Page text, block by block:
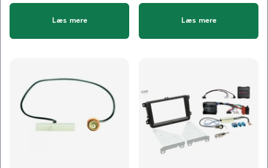
Læs mere Læs mere